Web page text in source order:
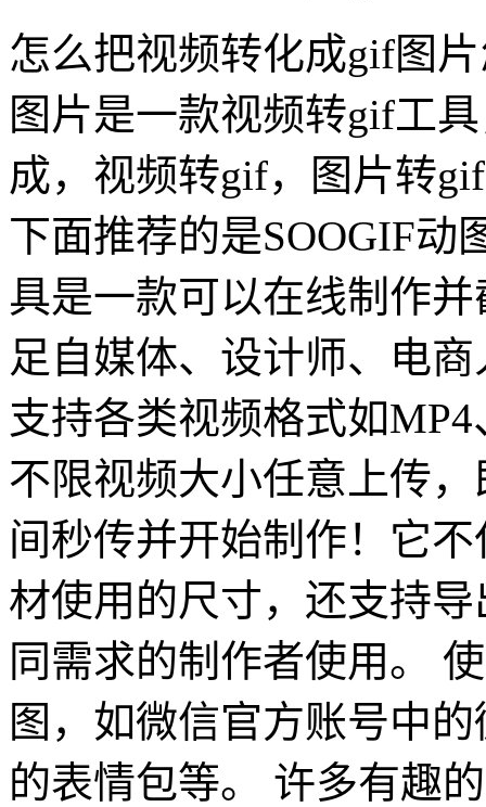
怎么把视频转化成gif图
图片是一款视频转gif工
成，视频转gif，图片转
下面推荐的是SOOGIF动
具是一款可以在线制作
足自媒体、设计师、电
支持各类视频格式如
不限视频大小任意上传
间秒传并开始制作！它
材使用的尺寸，还支持
同需求的制作者使用。
图，如微信官方账号中
的表情包等。 许多有趣